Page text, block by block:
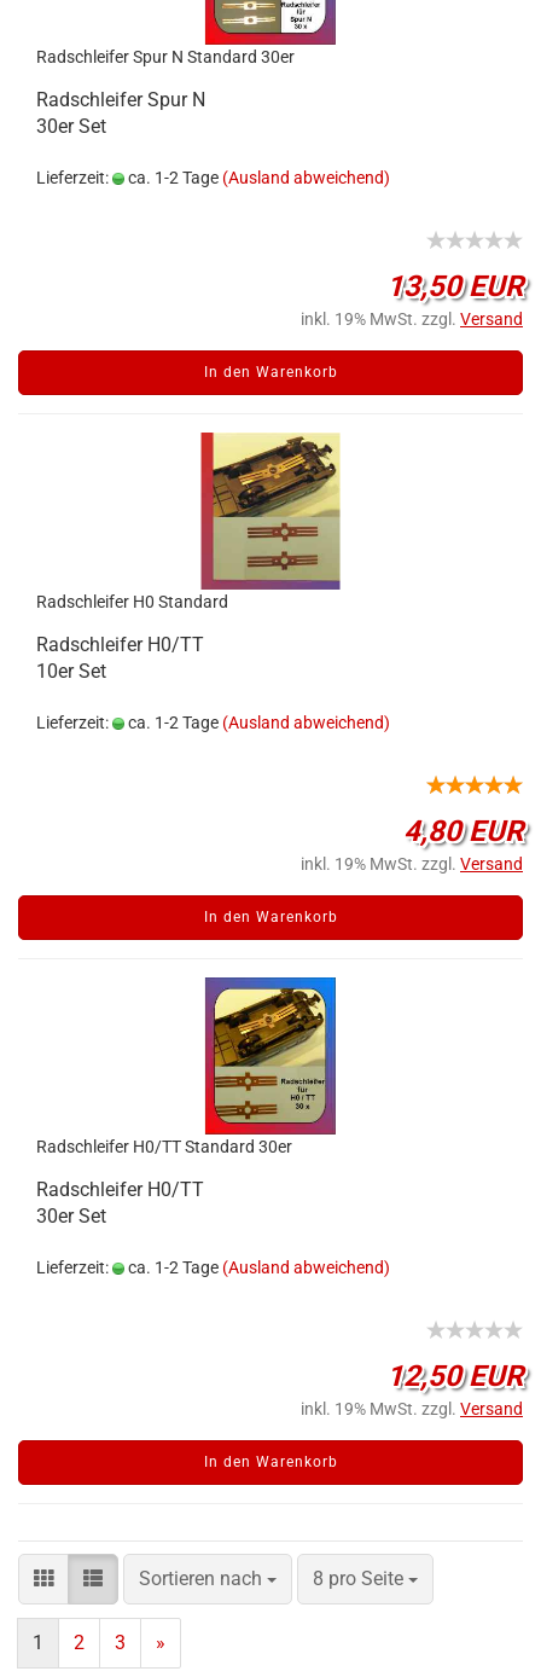
Radschleifer Spur N Standard 30er
Radschleifer Spur N
30er Set
Lieferzeit: ca. 1-2 Tage (Ausland abweichend)
13,50 EUR
inkl. 19% MwSt. zzgl. Versand
In den Warenkorb
Radschleifer H0 Standard
Radschleifer H0/TT
10er Set
Lieferzeit: ca. 1-2 Tage (Ausland abweichend)
4,80 EUR
inkl. 19% MwSt. zzgl. Versand
In den Warenkorb
Radschleifer H0/TT Standard 30er
Radschleifer H0/TT
30er Set
Lieferzeit: ca. 1-2 Tage (Ausland abweichend)
12,50 EUR
inkl. 19% MwSt. zzgl. Versand
In den Warenkorb
Sortieren nach 8 pro Seite
1 2 3 »